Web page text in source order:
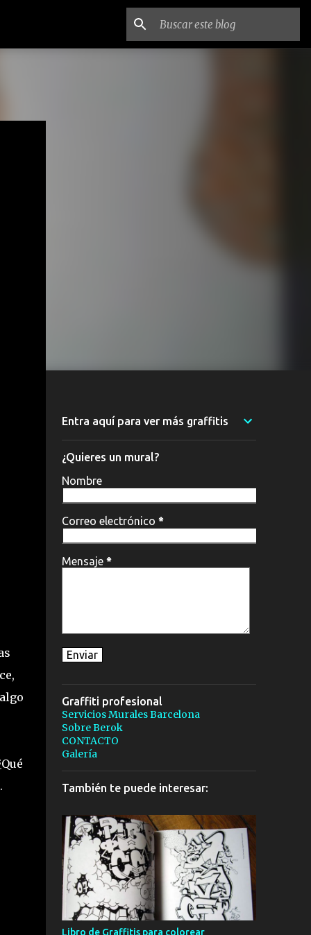
Entra aquí para ver más graffitis
¿Quieres un mural?
Nombre
Correo electrónico *
Mensaje *
Graffiti profesional
Servicios Murales Barcelona
Sobre Berok
CONTACTO
Galería
También te puede interesar:
Libro de Graffitis para colorear